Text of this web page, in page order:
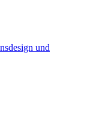
und